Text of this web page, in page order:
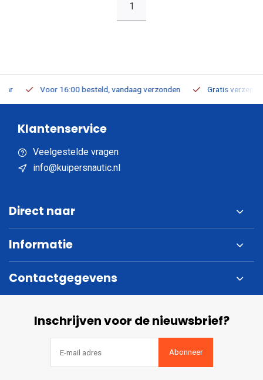
1
Voor 16:00 besteld, vandaag verzonden Gratis verzending
Klantenservice
Veelgestelde vragen
info@kuipersnautic.nl
Direct naar
Informatie
Contactgegevens
Inschrijven voor de nieuwsbrief?
Abonneer